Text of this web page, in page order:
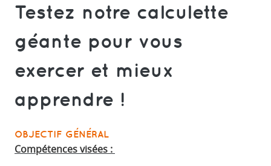
Testez notre calculette
géante pour vous
exercer et mieux
apprendre !
OBJECTIF GÉNÉRAL
Compétences visées :